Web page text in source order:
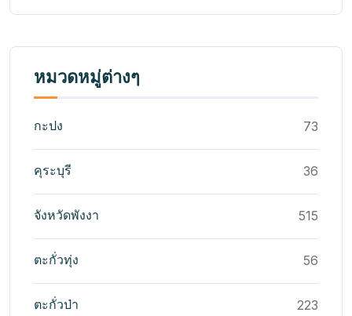
หมวดหมู่ต่างๆ
กะปง 73
คุระบุรี 36
จังหวัดพังงา 515
ตะกั่วทุ่ง 56
ตะกั่วป่า 223